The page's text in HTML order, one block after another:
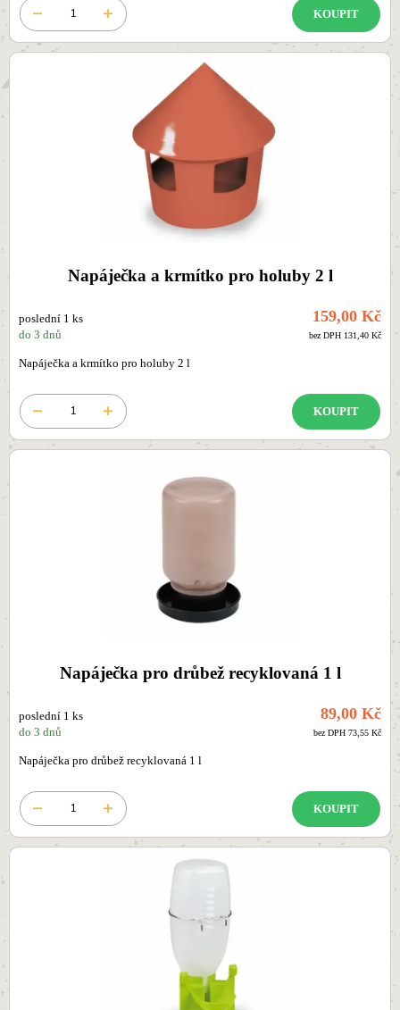
KOUPIT
Napáječka a krmítko pro holuby 2 l
poslední 1 ks
do 3 dnů
159,00 Kč
bez DPH 131,40 Kč
Napáječka a krmítko pro holuby 2 l
KOUPIT
Napáječka pro drůbež recyklovaná 1 l
poslední 1 ks
do 3 dnů
89,00 Kč
bez DPH 73,55 Kč
Napáječka pro drůbež recyklovaná 1 l
KOUPIT